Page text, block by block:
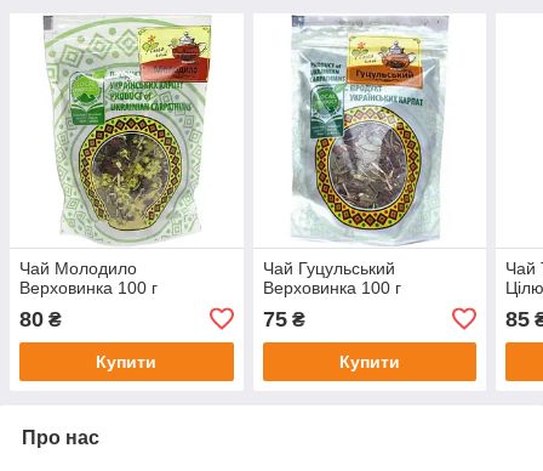
Чай Молодило
Верховинка 100 г
80 ₴
Купити
Чай Гуцульський
Верховинка 100 г
75₴
Купити
Чай
85
Про нас